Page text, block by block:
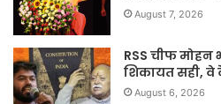
August 7, 2026
RSS चीफ मोहन
शिकायत सही, वे
August 6, 2026